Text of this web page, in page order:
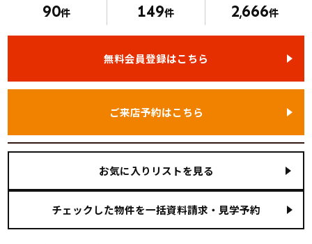
90件 149件 2,666件
無料会員登録はこちら
ご来店予約はこちら
お気に入りリストを見る